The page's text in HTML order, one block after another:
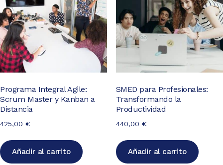
Programa Integral Agile:
Scrum Master y Kanban a
Distancia
425,00 €
Añadir al carrito
SMED para Profesionales:
Transformando la
Productividad
440,00 €
Añadir al carrito